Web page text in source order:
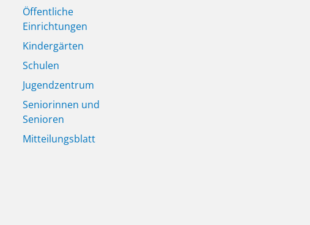
Öffentliche
Einrichtungen
Kindergärten
Schulen
Jugendzentrum
Seniorinnen und
Senioren
Mitteilungsblatt